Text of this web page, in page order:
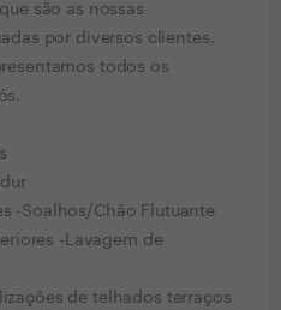
são as nossas
por diversos clientes.
todos os
-Soalhos/Chão Flutuante
-Lavagem de
de telhados terraços